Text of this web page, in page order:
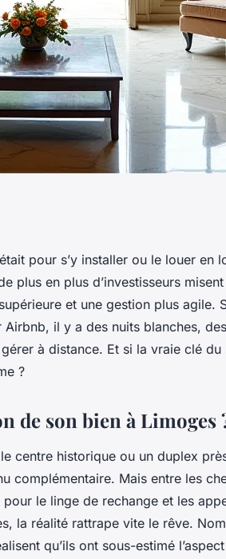
pour s’y installer ou le louer en
plus en plus d’investisseurs
et une gestion plus agile.
il y a des nuits blanches,
à distance. Et si la vraie clé du
?
de son bien à Limoges
centre historique ou un duplex
complémentaire. Mais entre les
le linge de rechange et les
la réalité rattrape vite le rêve.
qu’ils ont sous-estimé